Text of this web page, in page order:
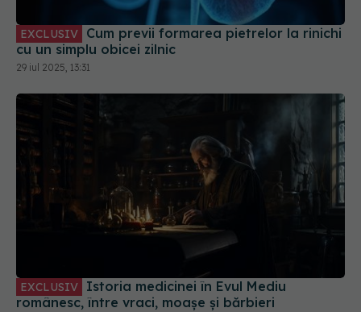
EXCLUSIV
cu un simplu obicei zilnic
29 iul 2025, 13:31
EXCLUSIV
românesc, între vraci, moașe și bărbieri